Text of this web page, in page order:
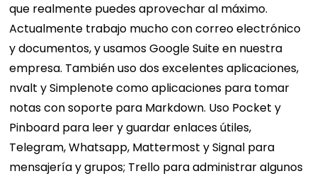
que realmente puedes aprovechar al máximo.
Actualmente trabajo mucho con correo electrónico
y documentos, y usamos Google Suite en nuestra
empresa. También uso dos excelentes aplicaciones,
nvalt y Simplenote como aplicaciones para tomar
notas con soporte para Markdown. Uso Pocket y
Pinboard para leer y guardar enlaces útiles,
Telegram, Whatsapp, Mattermost y Signal para
mensajería y grupos; Trello para administrar algunos